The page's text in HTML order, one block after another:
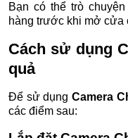
Bạn có thể trò
hàng trước khi mở cửa
Cách sử dụng
quả
Để sử dụngCamera
các điểm sau: